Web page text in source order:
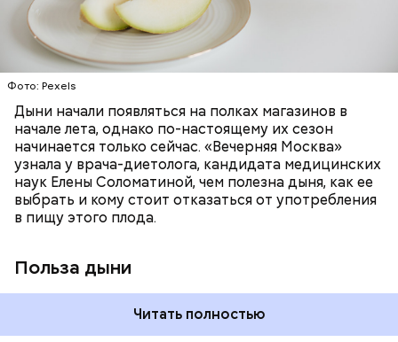
Фото: Pexels
Дыни начали появляться на полках магазинов в
начале лета, однако по-настоящему их сезон
начинается только сейчас. «Вечерняя Москва»
узнала у врача-диетолога, кандидата медицинских
наук Елены Соломатиной, чем полезна дыня, как ее
выбрать и кому стоит отказаться от употребления
в пищу этого плода.
Польза дыни
лютеин и зеаксантин — эти каротиноиды
отлично поддерживают наше зрение;
калий — оказывает мочегонное действие,
поддерживает сердечно-сосудистую
систему и предотвращает скачки давления;
магний — помогает калию и не дает сосудам
спазмироваться.
Читать полностью